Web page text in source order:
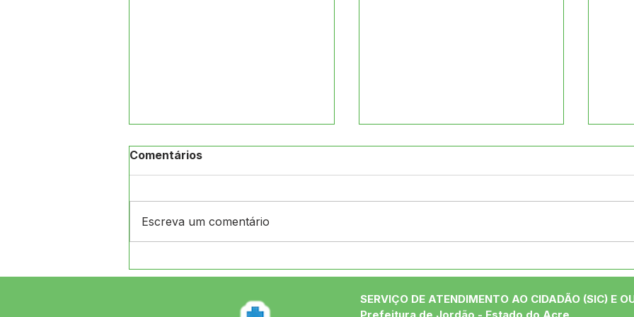
JORDÃO!
abertura da 7ª
Conferência Municipal de
Saúde em Jordão
Comentários
Escreva um comentário
SERVIÇO DE ATENDIMENTO AO CIDADÃO (SIC) E
Prefeitura de Jordão - Estado do Acre